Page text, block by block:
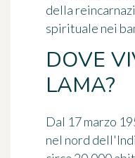
della
spirituale nei
DOVE
LAMA?
Dal 17 marzo
nel nord